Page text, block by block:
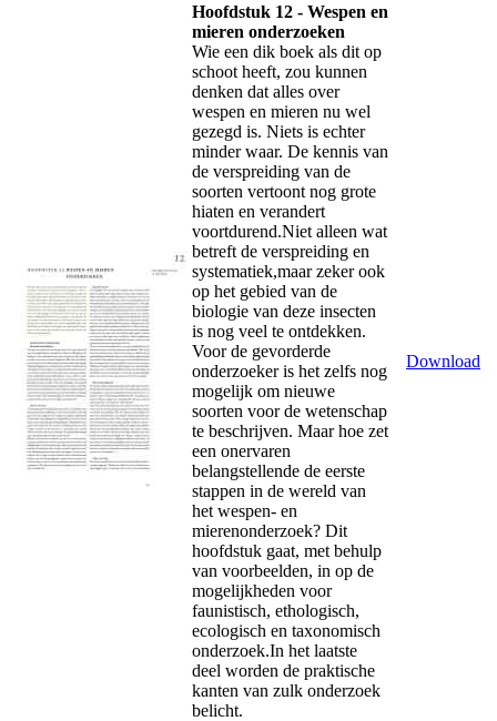
Hoofdstuk 12 - Wespen en
mieren onderzoeken
Wie een dik boek als dit op
schoot heeft, zou kunnen
denken dat alles over
wespen en mieren nu wel
gezegd is. Niets is echter
minder waar. De kennis van
de verspreiding van de
soorten vertoont nog grote
hiaten en verandert
voortdurend.Niet alleen wat
betreft de verspreiding en
systematiek,maar zeker ook
op het gebied van de
biologie van deze insecten
is nog veel te ontdekken.
Voor de gevorderde
onderzoeker is het zelfs nog
mogelijk om nieuwe
soorten voor de wetenschap
te beschrijven. Maar hoe zet
een onervaren
belangstellende de eerste
stappen in de wereld van
het wespen- en
mierenonderzoek? Dit
hoofdstuk gaat, met behulp
van voorbeelden, in op de
mogelijkheden voor
faunistisch, ethologisch,
ecologisch en taxonomisch
onderzoek.In het laatste
deel worden de praktische
kanten van zulk onderzoek
belicht.
Download